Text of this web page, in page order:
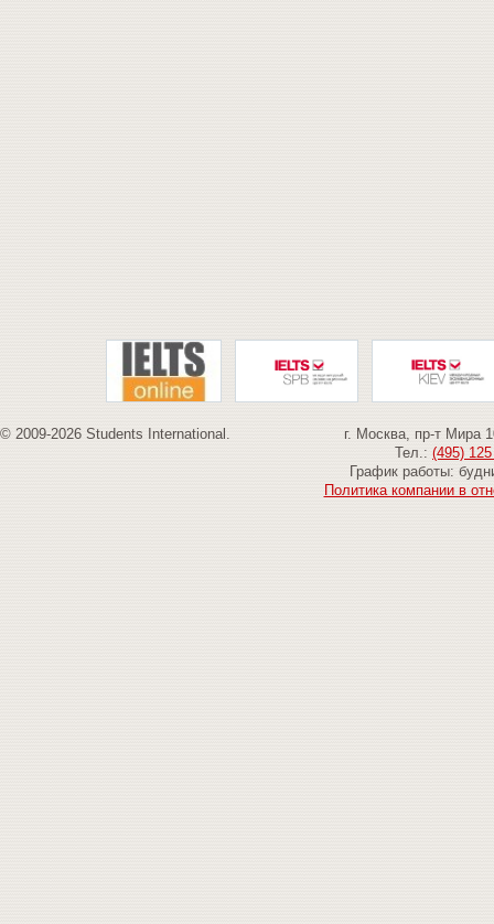
© 2009-2026 Students International.
г. Москва, пр-т Мира
Тел.: (495)
График работы:
Политика компании в